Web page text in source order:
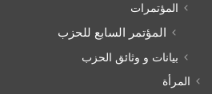
المؤتمرات
المؤتمر السابع للحزب
بيانات و وثائق الحزب
المرأة